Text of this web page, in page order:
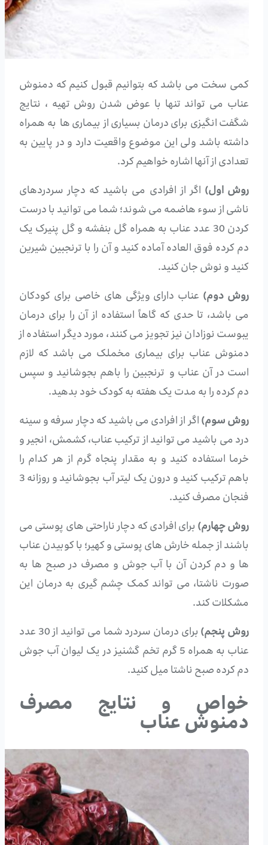
کمی سخت می باشد که بتوانیم قبول کنیم که دمنوش
عناب می تواند تنها با عوض شدن روش تهیه ، نتایج
شگفت انگیزی برای درمان بسیاری از بیماری ها به همراه
داشته باشد ولی این موضوع واقعیت دارد و در پایین به
تعدادی از آنها اشاره خواهیم کرد.
روش اول) اگر از افرادی می باشید که دچار سردردهای
ناشی از سوء هاضمه می شوند؛ شما می توانید با درست
کردن 30 عدد عناب به همراه گل بنفشه و گل پنیرک یک
دم کرده فوق العاده آماده کنید و آن را با ترنجبین شیرین
کنید و نوش جان کنید.
روش دوم) عناب دارای ویژگی های خاصی برای کودکان
می باشد، تا حدی که گاهاً استفاده از آن را برای درمان
یبوست نوزادان نیز تجویز می کنند، مورد دیگر استفاده از
دمنوش عناب برای بیماری مخملک می باشد که لازم
است در آن عناب و ترنجبین را باهم بجوشانید و سپس
دم کرده را به مدت یک هفته به کودک خود بدهید.
روش سوم)اگر از افرادی می باشید که دچار سرفه و سینه
درد می باشید می توانید از ترکیب عناب، کشمش، انجیر و
خرما استفاده کنید و به مقدار پنجاه گرم از هر کدام را
باهم ترکیب کنید و درون یک لیتر آب بجوشانید و روزانه 3
فنجان مصرف کنید.
روش چهارم) برای افرادی که دچار ناراحتی های پوستی می
باشند از جمله خارش های پوستی و کهیر؛ با کوبیدن عناب
ها و دم کردن آن با آب جوش و مصرف در صبح ها به
صورت ناشتا، می تواند کمک چشم گیری به درمان این
مشکلات کند.
روش پنجم)
برای درمان سردرد شما می توانید از 30 عدد
عناب به همراه 5 گرم تخم گشنیز در یک لیوان آب جوش
دم کرده صبح ناشتا میل کنید.
خواص و نتایج مصرف
دمنوش عناب